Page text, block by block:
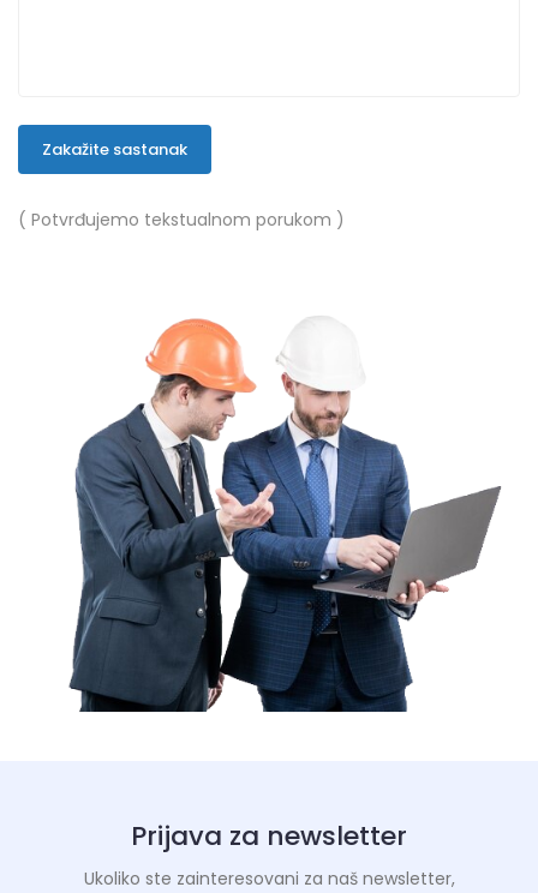
Zakažite sastanak
( Potvrđujemo tekstualnom porukom )
Prijava za newsletter
Ukoliko ste zainteresovani za naš newsletter,